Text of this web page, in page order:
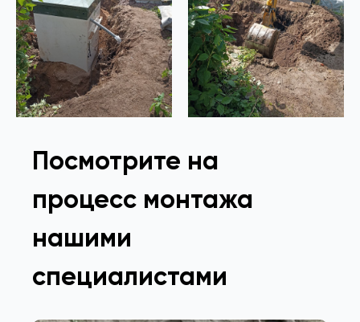
Посмотрите на
процесс монтажа
нашими
специалистами